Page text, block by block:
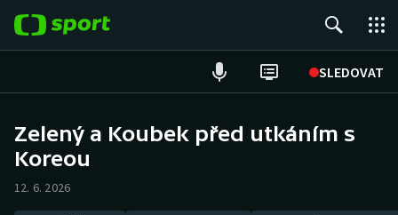
SLEDOVAT
Hokej
Zelený a Koubek před utkáním s
Koreou
12. 6. 2026